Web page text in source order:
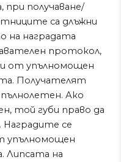
при получаване/
са длъжни
на наградата
протокол,
от упълномощен
Получателят
Ако
той губи право да
Наградите се
упълномощен
Липсата на